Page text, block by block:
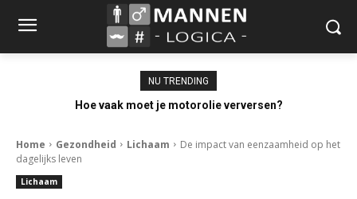
NU TRENDING
Hoe vaak moet je motorolie verversen?
Home Gezondheid Lichaam
De impact van eenzaamheid op het
dagelijks leven
Lichaam